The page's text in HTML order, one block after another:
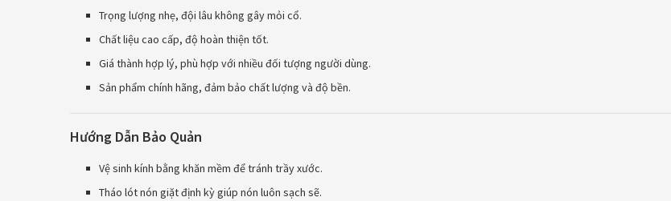
Trọng lượng nhẹ, đội lâu không gây mỏi cổ.
Chất liệu cao cấp, độ hoàn thiện tốt.
Giá thành hợp lý, phù hợp với nhiều đối tượng người dùng.
Sản phẩm chính hãng, đảm bảo chất lượng và độ bền.
Hướng Dẫn Bảo Quản
Vệ sinh kính bằng khăn mềm để tránh trầy xước.
Tháo lót nón giặt định kỳ giúp nón luôn sạch sẽ.